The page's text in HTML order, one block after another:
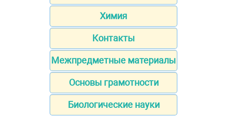
Химия
Контакты
Межпредметные материалы
Основы грамотности
Биологические науки